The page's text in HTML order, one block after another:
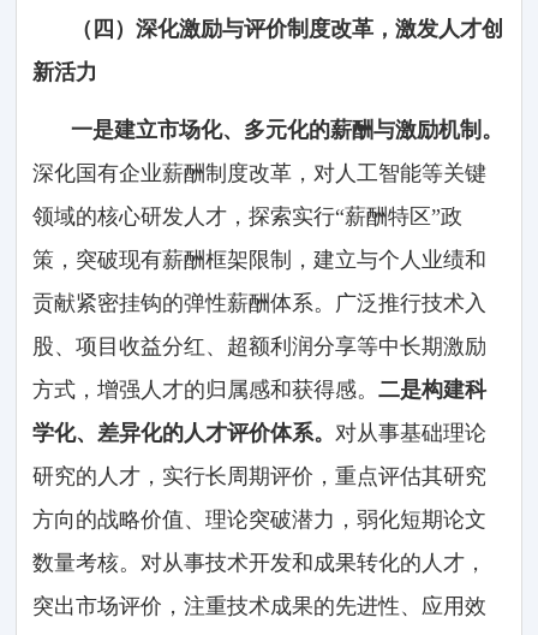
（四）深化激励与评价制度改革，激发人才创
新活力
一是建立市场化、多元化的薪酬与激励机制。
深化国有企业薪酬制度改革，对人工智能等关键
领域的核心研发人才，探索实行“薪酬特区”政
策，突破现有薪酬框架限制，建立与个人业绩和
贡献紧密挂钩的弹性薪酬体系。广泛推行技术入
股、项目收益分红、超额利润分享等中长期激励
方式，增强人才的归属感和获得感。二是构建科
学化、差异化的人才评价体系。 对从事基础理论
研究的人才，实行长周期评价，重点评估其研究
方向的战略价值、理论突破潜力，弱化短期论文
数量考核。对从事技术开发和成果转化的人才，
突出市场评价，注重技术成果的先进性、应用效